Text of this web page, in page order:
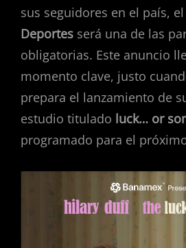
sus seguidores en el país, el
Deportes será una de las
obligatorias. Este anuncio
momento clave, justo
prepara el lanzamiento de
estudio titulado luck… or
programado para el